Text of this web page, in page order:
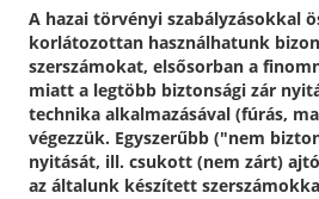
A hazai törvényi szabályzásokkal
korlátozottan használhatunk
szerszámokat, elsősorban a
miatt a legtöbb biztonsági zár
technika alkalmazásával (fúrás,
végezzük. Egyszerűbb ("nem
nyitását, ill. csukott (nem zárt)
az általunk készített